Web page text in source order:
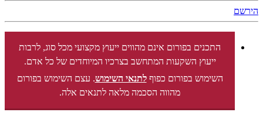
הירשם
התכנים בפורום אינם מהווים ייעוץ מקצועי מכל סוג, לרבות
ייעוץ השקעות המתחשב בצרכיו המיוחדים של כל אדם.
השימוש בפורום כפוףלתנאי השימוש. עצם השימוש בפורום
מהווה הסכמה מלאה לתנאים אלה.